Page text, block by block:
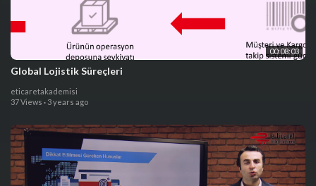
00:08:03
Global Lojistik Süreçleri
eticaretakademisi
37 Views · 3 years ago